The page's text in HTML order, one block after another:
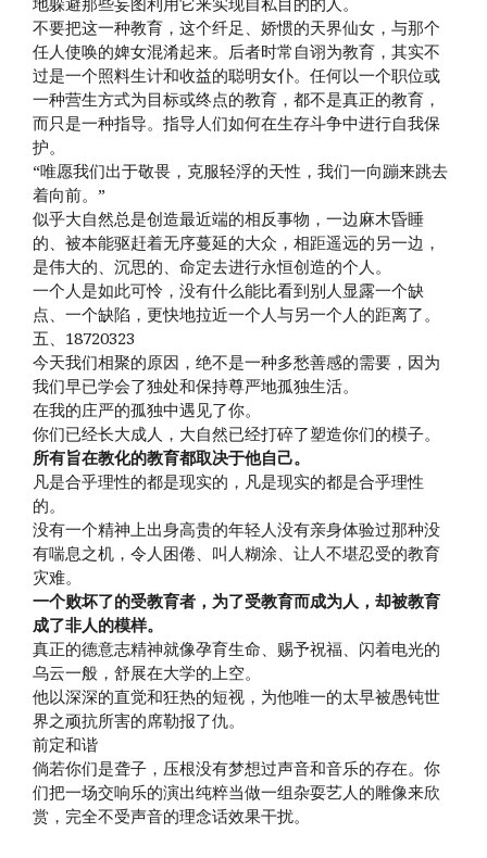
不要把这一种教育，这个纤足、娇惯的天界仙女，与那个
任人使唤的婢女混淆起来。后者时常自诩为教育，其实不
过是一个照料生计和收益的聪明女仆。任何以一个职位或
一种营生方式为目标或终点的教育，都不是真正的教育，
而只是一种指导。指导人们如何在生存斗争中进行自我保
护。
“唯愿我们出于敬畏，克服轻浮的天性，我们一向蹦来跳去
着向前。”
似乎大自然总是创造最近端的相反事物，一边麻木昏睡
的、被本能驱赶着无序蔓延的大众，相距遥远的另一边，
是伟大的、沉思的、命定去进行永恒创造的个人。
一个人是如此可怜，没有什么能比看到别人显露一个缺
点、一个缺陷，更快地拉近一个人与另一个人的距离了。
五、18720323
今天我们相聚的原因，绝不是一种多愁善感的需要，因为
我们早已学会了独处和保持尊严地孤独生活。
在我的庄严的孤独中遇见了你。
你们已经长大成人，大自然已经打碎了塑造你们的模子。
所有旨在教化的教育都取决于他自己。
凡是合乎理性的都是现实的，凡是现实的都是合乎理性
的。
没有一个精神上出身高贵的年轻人没有亲身体验过那种没
有喘息之机，令人困倦、叫人糊涂、让人不堪忍受的教育
灾难。
一个败坏了的受教育者，为了受教育而成为人，却被教育
成了非人的模样。
真正的德意志精神就像孕育生命、赐予祝福、闪着电光的
乌云一般，舒展在大学的上空。
他以深深的直觉和狂热的短视，为他唯一的太早被愚钝世
界之顽抗所害的席勒报了仇。
前定和谐
倘若你们是聋子，压根没有梦想过声音和音乐的存在。你
们把一场交响乐的演出纯粹当做一组杂耍艺人的雕像来欣
赏，完全不受声音的理念话效果干扰。